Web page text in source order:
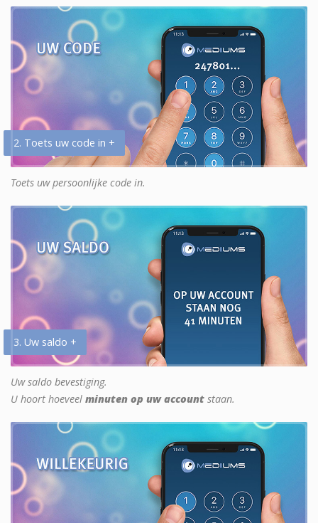
2. Toets uw code in +
Toets uw persoonlijke code in.
3. Uw saldo +
Uw saldo bevestiging.
U hoort hoeveel minuten op uw account staan.